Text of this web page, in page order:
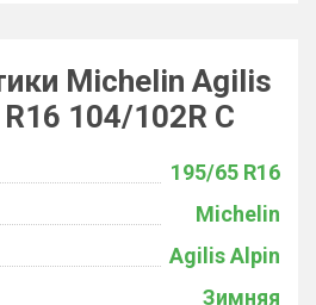
Michelin Agilis
104/102R C
195/65 R16
Michelin
Agilis Alpin
Зимняя